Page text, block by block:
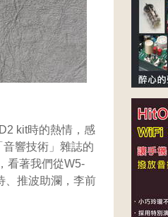
kit時的熱情，感
響技術」雜誌的
看著我們從W5-
、推波助瀾，李前